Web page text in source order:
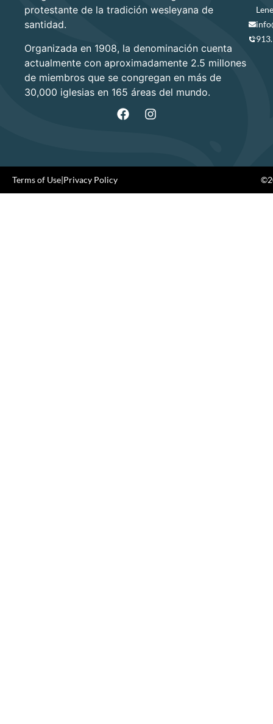
protestante de la tradición wesleyana de
santidad.
Organizada en 1908, la denominación cuenta
actualmente con aproximadamente 2.5 millones
de miembros que se congregan en más de
30,000 iglesias en 165 áreas del mundo.
Terms of Use|Privacy Policy